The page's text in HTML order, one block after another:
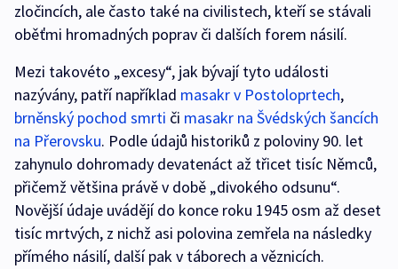
zločincích, ale často také na civilistech, kteří se stávali
oběťmi hromadných poprav či dalších forem násilí.
Mezi takovéto „excesy“, jak bývají tyto události
nazývány, patří například masakr v Postoloprtech,
brněnský pochod smrti či masakr na Švédských šancích
na Přerovsku. Podle údajů historiků z poloviny 90. let
zahynulo dohromady devatenáct až třicet tisíc Němců,
přičemž většina právě v době „divokého odsunu“.
Novější údaje uvádějí do konce roku 1945 osm až deset
tisíc mrtvých, z nichž asi polovina zemřela na následky
přímého násilí, další pak v táborech a věznicích.